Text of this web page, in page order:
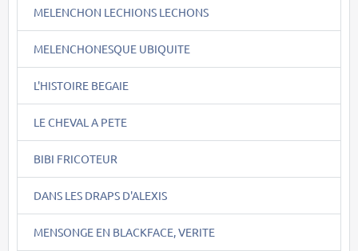
MELENCHON LECHIONS LECHONS
MELENCHONESQUE UBIQUITE
L'HISTOIRE BEGAIE
LE CHEVAL A PETE
BIBI FRICOTEUR
DANS LES DRAPS D'ALEXIS
MENSONGE EN BLACKFACE, VERITE